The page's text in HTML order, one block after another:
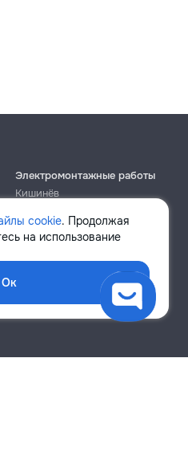
cookie. Продолжая
на использование
Ок
Электромонтажные работы
Кишинёв
Ботаника
Бельцы